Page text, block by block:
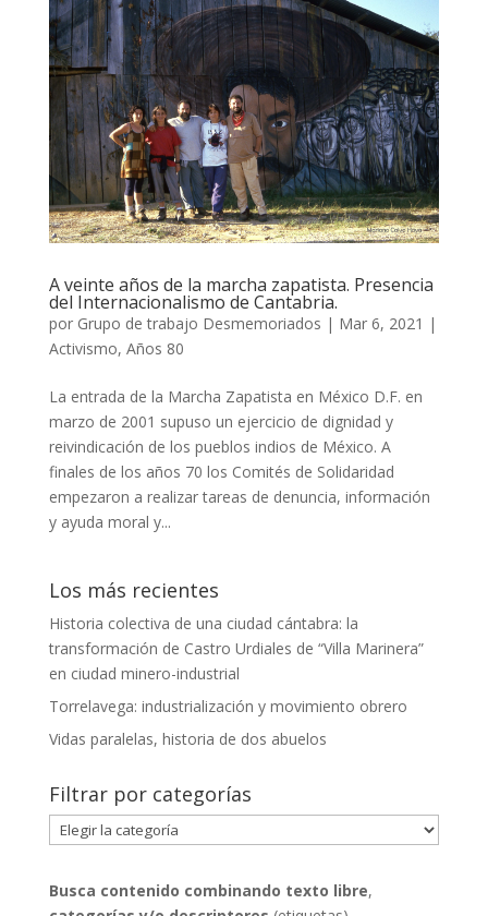
A veinte años de la marcha zapatista. Presencia
del Internacionalismo de Cantabria.
por Grupo de trabajo Desmemoriados | Mar 6, 2021 |
Activismo, Años 80
La entrada de la Marcha Zapatista en México D.F. en
marzo de 2001 supuso un ejercicio de dignidad y
reivindicación de los pueblos indios de México. A
finales de los años 70 los Comités de Solidaridad
empezaron a realizar tareas de denuncia, información
y ayuda moral y...
Los más recientes
Historia colectiva de una ciudad cántabra: la
transformación de Castro Urdiales de “Villa Marinera”
en ciudad minero-industrial
Torrelavega: industrialización y movimiento obrero
Vidas paralelas, historia de dos abuelos
Filtrar por categorías
Filtrar
por
Busca contenido combinando texto libre,